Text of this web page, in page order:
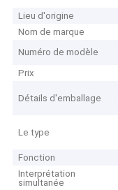
Lieu d'origine
Nom de marque
Numéro de modèle
Prix
Détails d'emballage
Le type
Fonction
Interprétation
simultanée